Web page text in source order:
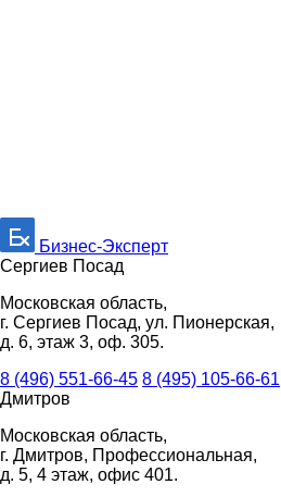
Бизнес-Эксперт
Сергиев Посад
Московская область,
г. Сергиев Посад, ул. Пионерская,
д. 6, этаж 3, оф. 305.
8 (496) 551-66-45 8 (495) 105-66-61
Дмитров
Московская область,
г. Дмитров, Профессиональная,
д. 5, 4 этаж, офис 401.